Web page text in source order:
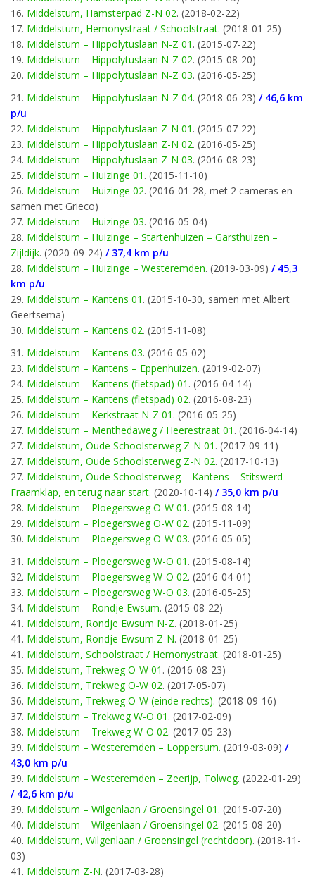
16. Middelstum, Hamsterpad Z-N 02. (2018-02-22)
17. Middelstum, Hemonystraat / Schoolstraat. (2018-01-25)
18. Middelstum – Hippolytuslaan N-Z 01 . (2015-07-22)
19. Middelstum – Hippolytuslaan N-Z 02. (2015-08-20)
20. Middelstum – Hippolytuslaan N-Z 03. (2016-05-25)
21. Middelstum – Hippolytuslaan N-Z 04. (2018-06-23) / 46,6 km
p/u
22. Middelstum – Hippolytuslaan Z-N 01 . (2015-07-22)
23. Middelstum – Hippolytuslaan Z-N 02. (2016-05-25)
24. Middelstum – Hippolytuslaan Z-N 03. (2016-08-23)
25. Middelstum – Huizinge 01 . (2015-11-10)
26. Middelstum – Huizinge 02. (2016-01-28, met 2 cameras en
samen met Grieco)
27. Middelstum – Huizinge 03. (2016-05-04)
28. Middelstum – Huizinge – Startenhuizen – Garsthuizen –
Zijldijk. (2020-09-24) / 37,4 km p/u
28. Middelstum – Huizinge – Westeremden. (2019-03-09) / 45,3
km p/u
29. Middelstum – Kantens 01 . (2015-10-30, samen met Albert
Geertsema)
30. Middelstum – Kantens 02. (2015-11-08)
31. Middelstum – Kantens 03. (2016-05-02)
23. Middelstum – Kantens – Eppenhuizen. (2019-02-07)
24. Middelstum – Kantens (fietspad) 01 . (2016-04-14)
25. Middelstum – Kantens (fietspad) 02. (2016-08-23)
26. Middelstum – Kerkstraat N-Z 01 . (2016-05-25)
27. Middelstum – Menthedaweg / Heerestraat 01 . (2016-04-14)
27. Middelstum, Oude Schoolsterweg Z-N 01 . (2017-09-11)
27. Middelstum, Oude Schoolsterweg Z-N 02. (2017-10-13)
27. Middelstum, Oude Schoolsterweg – Kantens – Stitswerd –
Fraamklap, en terug naar start. (2020-10-14) / 35,0 km p/u
28. Middelstum – Ploegersweg O-W 01 . (2015-08-14)
29. Middelstum – Ploegersweg O-W 02. (2015-11-09)
30. Middelstum – Ploegersweg O-W 03. (2016-05-05)
31. Middelstum – Ploegersweg W-O 01 . (2015-08-14)
32. Middelstum – Ploegersweg W-O 02. (2016-04-01)
33. Middelstum – Ploegersweg W-O 03. (2016-05-25)
34. Middelstum – Rondje Ewsum. (2015-08-22)
41. Middelstum, Rondje Ewsum N-Z. (2018-01-25)
41. Middelstum, Rondje Ewsum Z-N. (2018-01-25)
41. Middelstum, Schoolstraat / Hemonystraat. (2018-01-25)
35. Middelstum, Trekweg O-W 01 . (2016-08-23)
36. Middelstum, Trekweg O-W 02. (2017-05-07)
36. Middelstum, Trekweg O-W (einde rechts). (2018-09-16)
37. Middelstum – Trekweg W-O 01 . (2017-02-09)
38. Middelstum – Trekweg W-O 02. (2017-05-23)
39. Middelstum – Westeremden – Loppersum. (2019-03-09) /
43,0 km p/u
39. Middelstum – Westeremden – Zeerijp, Tolweg. (2022-01-29)
/ 42,6 km p/u
39. Middelstum – Wilgenlaan / Groensingel 01 . (2015-07-20)
40. Middelstum – Wilgenlaan / Groensingel 02. (2015-08-20)
40. Middelstum, Wilgenlaan / Groensingel (rechtdoor). (2018-11-
03)
41. Middelstum Z-N. (2017-03-28)